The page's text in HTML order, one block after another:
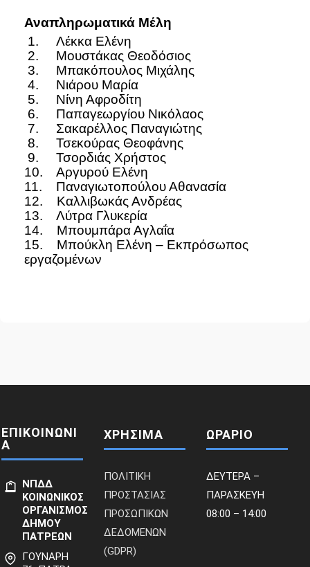
Αναπληρωματικά Μέλη
1. Λέκκα Ελένη
2. Μουστάκας Θεοδόσιος
3. Μπακόπουλος Μιχάλης
4. Νιάρου Μαρία
5. Νίνη Αφροδίτη
6. Παπαγεωργίου Νικόλαος
7. Σακαρέλλος Παναγιώτης
8. Τσεκούρας Θεοφάνης
9. Τσορδιάς Χρήστος
10. Αργυρού Ελένη
11. Παναγιωτοπούλου Αθανασία
12. Καλλιβωκάς Ανδρέας
13. Λύτρα Γλυκερία
14. Μπουμπάρα Αγλαΐα
15. Μπούκλη Ελένη – Εκπρόσωπος
εργαζομένων
ΕΠΙΚΟΙΝΩΝΙ
Α
ΝΠΔΔ
ΚΟΙΝΩΝΙΚΟΣ
ΟΡΓΑΝΙΣΜΟΣ
ΔΗΜΟΥ
ΠΑΤΡΕΩΝ
ΓΟΥΝΑΡΗ
ΧΡΗΣΙΜΑ
ΠΟΛΙΤΙΚΗ
ΠΡΟΣΤΑΣΙΑΣ
ΠΡΟΣΩΠΙΚΩΝ
ΔΕΔΟΜΕΝΩΝ
(GDPR)
ΩΡΑΡΙΟ
ΔΕΥΤΕΡΑ –
ΠΑΡΑΣΚΕΥΗ
08:00 – 14:00